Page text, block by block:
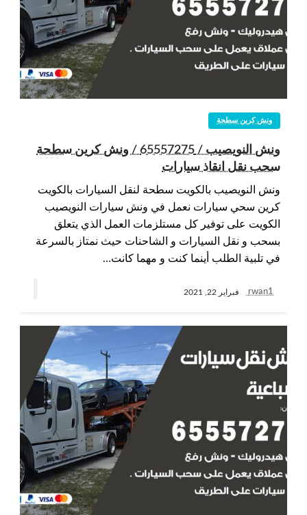
ونش كرين سطحة
ونش النويصيب / 65557275 / ونش كرين سطحة
سحب نقل انقاذ سيارات
ونش النويصيب بالكويت سطحة لنقل السيارات بالكويت
كرين سحي سيارات نعمل في ونش سيارات النويصيب
الكويت على توفير كل مستلزمات العمل الذي يتعلق
بسحب و نقل السيارات و الشاحنات حيث نمتاز بالسرعة
في تلبية الطلب أينما كنت و مهما كانت…
rwan1 فبراير 22, 2021